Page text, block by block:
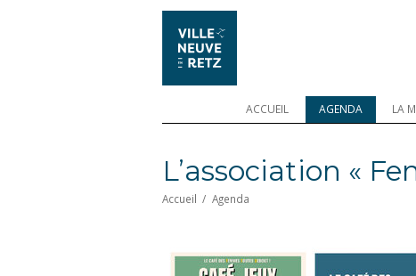
ACCUEIL AGENDA LA
L’association «
Accueil / Agenda